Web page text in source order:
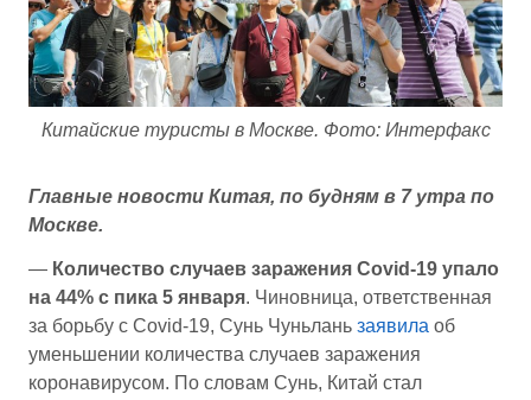
Китайские туристы в Москве. Фото: Интерфакс
Главные новости Китая, по будням в 7 утра по
Москве.
— Количество случаев заражения Covid-19 упало
на 44% с пика 5 января. Чиновница, ответственная
за борьбу с Covid-19, Сунь Чуньлань заявила об
уменьшении количества случаев заражения
коронавирусом. По словам Сунь, Китай стал